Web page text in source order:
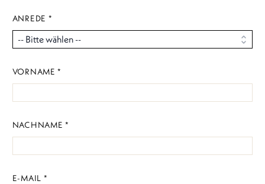
ANREDE *
VORNAME *
NACHNAME *
E-MAIL *